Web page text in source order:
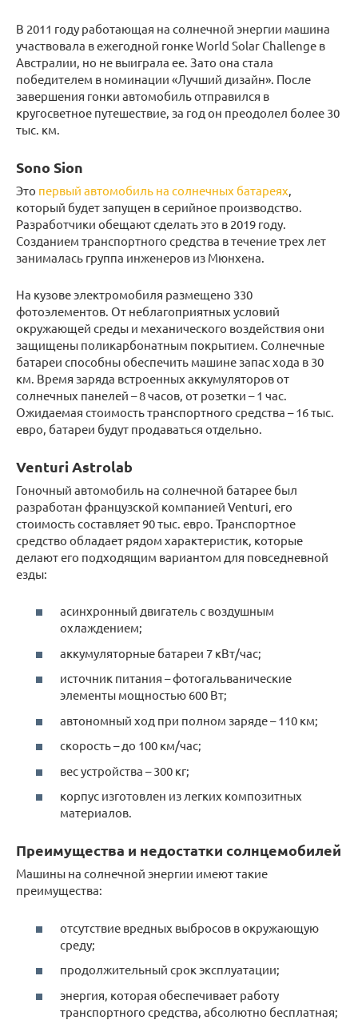
В 2011 году работающая на солнечной энергии машина
участвовала в ежегодной гонке World Solar Challenge в
Австралии, но не выиграла ее. Зато она стала
победителем в номинации «Лучший дизайн». После
завершения гонки автомобиль отправился в
кругосветное путешествие, за год он преодолел более 30
тыс. км.
Sono Sion
Это первый автомобиль на солнечных батареях
который будет запущен в серийное производство.
Разработчики обещают сделать это в 2019 году.
Созданием транспортного средства в течение трех лет
занималась группа инженеров из Мюнхена.
На кузове электромобиля размещено 330
фотоэлементов. От неблагоприятных условий
окружающей среды и механического воздействия они
защищены поликарбонатным покрытием. Солнечные
батареи способны обеспечить машине запас хода в 30
км. Время заряда встроенных аккумуляторов от
солнечных панелей – 8 часов, от розетки – 1 час.
Ожидаемая стоимость транспортного средства – 16 тыс.
евро, батареи будут продаваться отдельно.
Venturi Astrolab
Гоночный автомобиль на солнечной батарее был
разработан французской компанией Venturi, его
стоимость составляет 90 тыс. евро. Транспортное
средство обладает рядом характеристик, которые
делают его подходящим вариантом для повседневной
езды:
асинхронный двигатель с воздушным
охлаждением;
аккумуляторные батареи 7 кВт/час;
источник питания – фотогальванические
элементы мощностью 600 Вт;
автономный ход при полном заряде – 110 км;
скорость – до 100 км/час;
вес устройства – 300 кг;
корпус изготовлен из легких композитных
материалов.
Преимущества и недостатки солнцемобилей
Машины на солнечной энергии имеют такие
преимущества:
отсутствие вредных выбросов в окружающую
среду;
продолжительный срок эксплуатации;
энергия, которая обеспечивает работу
транспортного средства, абсолютно бесплатная;